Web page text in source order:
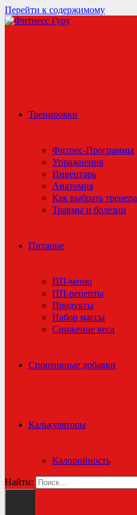
Перейти к содержимому
Тренировки
Фитнес-Программы
Упражнения
Инвентарь
Анатомия
Как выбрать тренера
Травмы и болезни
Питание
ПП-меню
ПП-рецепты
Продукты
Набор массы
Снижение веса
Спортивные добавки
Калькуляторы
Калорийность
Найти: